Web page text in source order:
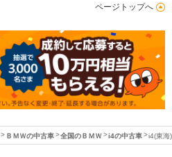
ページトップへ
ＢＭＷの中古車 全国のＢＭＷ i4の中古車 i4(東海